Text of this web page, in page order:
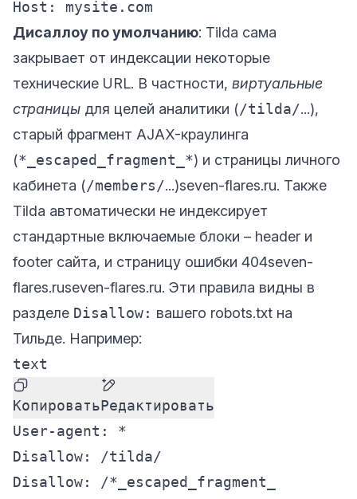
Дисаллоу по умолчанию: Tilda сама
закрывает от индексации некоторые
технические URL. В частности, виртуальные
страницы для целей аналитики (/tilda/...),
старый фрагмент AJAX-краулинга
(*_escaped_fragment_*) и страницы личного
кабинета (/members/...)seven-flares.ru. Также
Tilda автоматически не индексирует
стандартные включаемые блоки – header и
footer сайта, и страницу ошибки 404seven-
flares.ruseven-flares.ru. Эти правила видны в
разделе Disallow: вашего robots.txt на
Тильде. Например:
text
КопироватьРедактировать
User-agent: *
Disallow: /tilda/
Disallow: /*_escaped_fragment_